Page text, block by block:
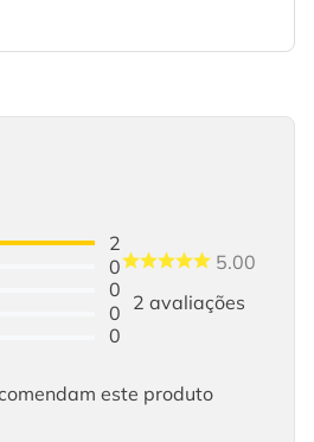
2
0
0
0
0
5.00
2 avaliações
este produto